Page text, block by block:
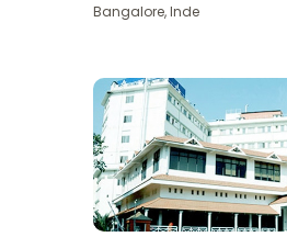
Bangalore,Inde